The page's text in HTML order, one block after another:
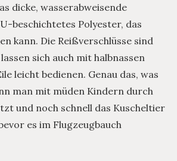
dicke, wasserabweisende
beschichtetes Polyester, das
kann. Die Reißverschlüsse sind
sich auch mit halbnassen
leicht bedienen. Genau das, was
man mit müden Kindern durch
und noch schnell das Kuscheltier
es im Flugzeugbauch